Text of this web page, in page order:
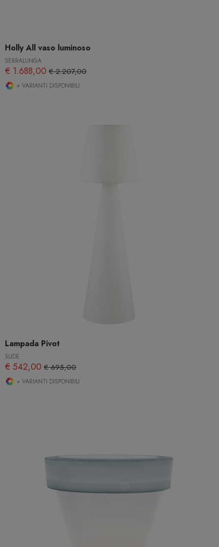
Holly All vaso luminoso
SERRALUNGA
€ 1.688,00 € 2.207,00
+ VARIANTI DISPONIBILI
Lampada Pivot
SLIDE
€ 542,00 € 695,00
+ VARIANTI DISPONIBILI